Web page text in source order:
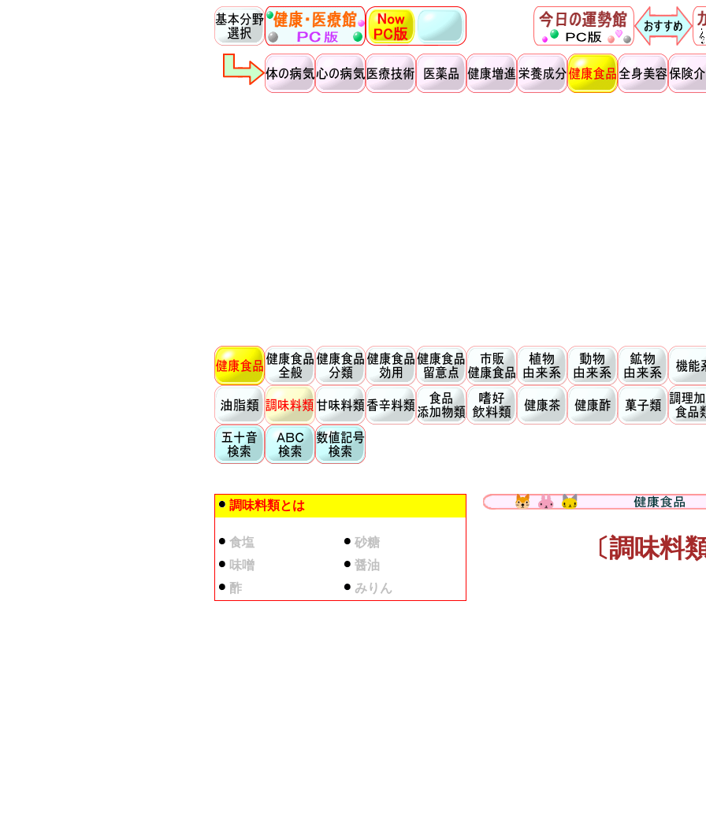
〔調味料
調味料類とは
食塩
砂糖
味噌
醤油
酢
みりん